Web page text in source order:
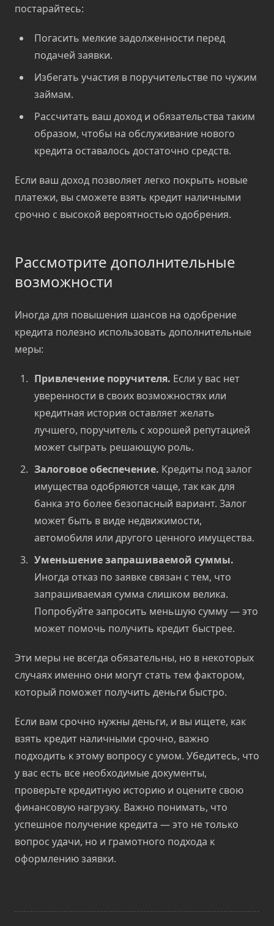
постарайтесь:
Погасить мелкие задолженности перед
подачей заявки.
Избегать участия в поручительстве по чужим
займам.
Рассчитать ваш доход и обязательства таким
образом, чтобы на обслуживание нового
кредита оставалось достаточно средств.
Если ваш доход позволяет легко покрыть новые
платежи, вы сможете взять кредит наличными
срочно с высокой вероятностью одобрения.
Рассмотрите дополнительные
возможности
Иногда для повышения шансов на одобрение
кредита полезно использовать дополнительные
меры:
Привлечение поручителя. Если у вас нет
уверенности в своих возможностях или
кредитная история оставляет желать
лучшего, поручитель с хорошей репутацией
может сыграть решающую роль.
Залоговое обеспечение. Кредиты под залог
имущества одобряются чаще, так как для
банка это более безопасный вариант. Залог
может быть в виде недвижимости,
автомобиля или другого ценного имущества.
Уменьшение запрашиваемой суммы.
Иногда отказ по заявке связан с тем, что
запрашиваемая сумма слишком велика.
Попробуйте запросить меньшую сумму — это
может помочь получить кредит быстрее.
Эти меры не всегда обязательны, но в некоторых
случаях именно они могут стать тем фактором,
который поможет получить деньги быстро.
Если вам срочно нужны деньги, и вы ищете, как
взять кредит наличными срочно, важно
подходить к этому вопросу с умом. Убедитесь, что
у вас есть все необходимые документы,
проверьте кредитную историю и оцените свою
финансовую нагрузку. Важно понимать, что
успешное получение кредита — это не только
вопрос удачи, но и грамотного подхода к
оформлению заявки.